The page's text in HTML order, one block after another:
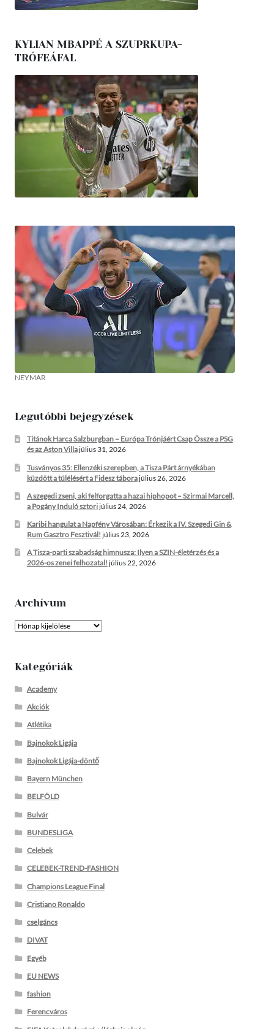
KYLIAN MBAPPÉ A SZUPRKUPA-
TRÓFEÁFAL
NEYMAR
Legutóbbi bejegyzések
Titánok Harca Salzburgban – Európa Trónjáért Csap Össze a PSG
és az Aston Villajúlius 31, 2026
Tusványos 35: Ellenzéki szerepben, a Tisza Párt árnyékában
küzdött a túlélésért a Fidesz táborajúlius 26, 2026
A szegedi zseni, aki felforgatta a hazai hiphopot – Szirmai Marcell,
a Pogány Induló sztorijúlius 24, 2026
Karibi hangulat a Napfény Városában: Érkezik a IV. Szegedi Gin &
Rum Gasztro Fesztivál! július 23, 2026
A Tisza-parti szabadság himnusza: Ilyen a SZIN-életérzés és a
2026-os zenei felhozatal! július 22, 2026
Archívum
Archívum
Kategóriák
Academy
Akciók
Atlétika
Bajnokok Ligája
Bajnokok Ligája-döntő
Bayern München
BELFÖLD
Bulvár
BUNDESLIGA
Celebek
CELEBEK-TREND-FASHION
Champions League Final
Cristiano Ronaldo
cselgáncs
DIVAT
Egyéb
EU NEWS
fashion
Ferencváros